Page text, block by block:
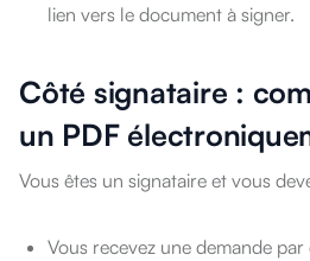
lien vers le document à signer.
Côté signataire :
un PDF
Vous êtes un signataire et vous
Vous recevez une demande